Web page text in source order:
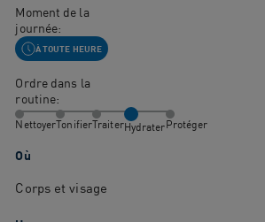
Moment de la
journée:
À TOUTE HEURE
Ordre dans la
routine:
NettoyerTonifierTraiterHydraterProtéger
Où
Corps et visage